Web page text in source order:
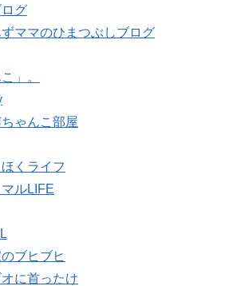
グ
ママのひまつぶしブログ
」。
ゃんこ部屋
くライフ
ルLIFE
ブヒブヒ
に首ったけ